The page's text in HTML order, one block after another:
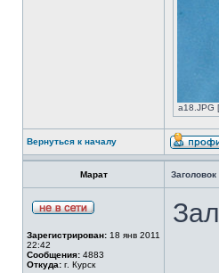
а18.JPG
Вернуться к началу
Марат
Зарегистрирован: 18 янв 2011
22:42
Сообщения: 4883
Откуда: г. Курск